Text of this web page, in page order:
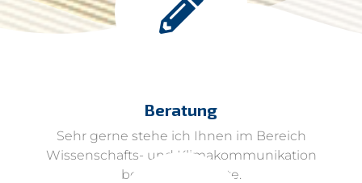
Beratung
Sehr gerne stehe ich Ihnen im Bereich
Wissenschafts- und Klimakommunikation
beratend zur Seite.